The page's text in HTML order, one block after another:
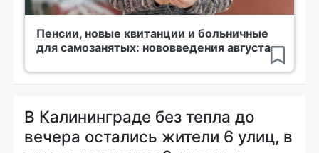
Пенсии, новые квитанции и больничные
для самозанятых: нововведения августа
В Калининграде без тепла до
вечера остались жители 6 улиц, в